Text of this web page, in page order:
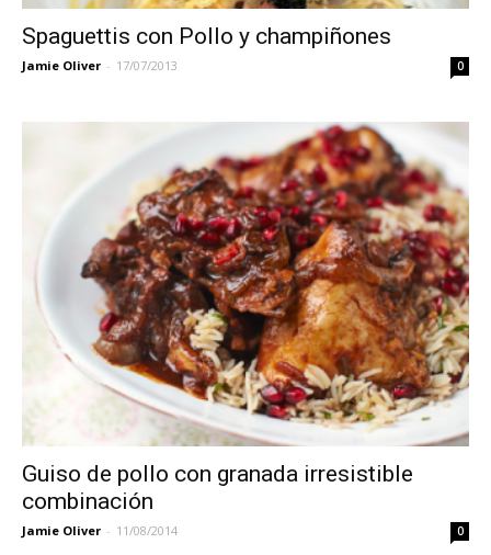
Spaguettis con Pollo y champiñones
Jamie Oliver - 17/07/2013 0
Guiso de pollo con granada irresistible
combinación
Jamie Oliver - 11/08/2014 0